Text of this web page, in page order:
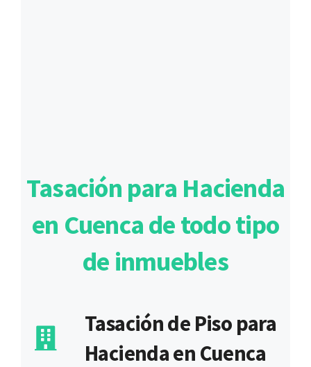
Tasación para Hacienda
en Cuenca de todo tipo
de inmuebles
Tasación de Piso para
Hacienda en Cuenca